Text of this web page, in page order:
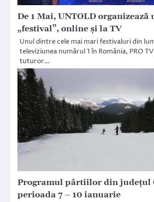
De 1 Mai, UNTOLD organizează
„festival”, online și la TV
Unul dintre cele mai mari festivaluri din
televiziunea numărul 1 în România, PRO
tuturor…
Programul pârtiilor din județul
perioada 7 – 10 ianuarie